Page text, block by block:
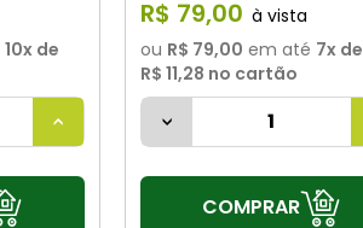
10x de
R$ 79,00
ou R$ 79,00 em até 7x de
R$ 11,28 no cartão
COMPRAR